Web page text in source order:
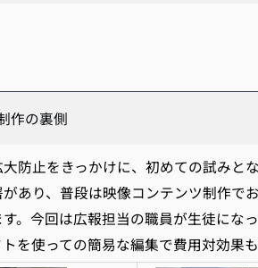
作の裏側
防止をきっかけに、初めての試みと
あり、普段は映像コンテンツ制作で
。今回は広報担当の職員が生徒にな
を使っての簡易な編集で費用対効果